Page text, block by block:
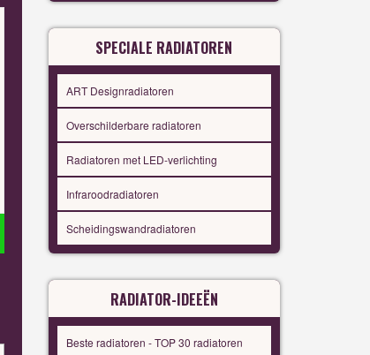
SPECIALE RADIATOREN
ART Designradiatoren
Overschilderbare radiatoren
Radiatoren met LED-verlichting
Infraroodradiatoren
Scheidingswandradiatoren
RADIATOR-IDEEËN
Beste radiatoren - TOP 30 radiatoren